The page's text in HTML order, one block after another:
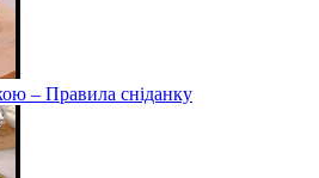
– Правила сніданку